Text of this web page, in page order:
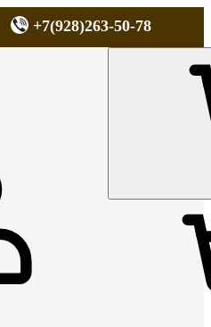
+7(928)263-50-78